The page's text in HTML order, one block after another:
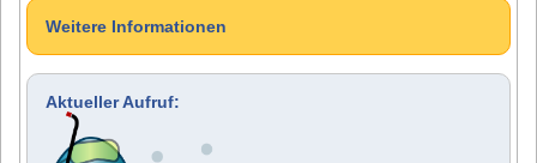
Weitere Informationen
Aktueller Aufruf: